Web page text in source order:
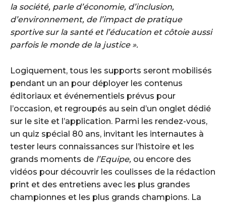
la société, parle d’économie, d’inclusion,
d’environnement, de l’impact de pratique
sportive sur la santé et l’éducation et côtoie aussi
parfois le monde de la justice ».
Logiquement, tous les supports seront mobilisés
pendant un an pour déployer les contenus
éditoriaux et événementiels prévus pour
l’occasion, et regroupés au sein d’un onglet dédié
sur le site et l’application. Parmi les rendez-vous,
un quiz spécial 80 ans, invitant les internautes à
tester leurs connaissances sur l’histoire et les
grands moments de l’Equipe, ou encore des
vidéos pour découvrir les coulisses de la rédaction
print et des entretiens avec les plus grandes
championnes et les plus grands champions. La